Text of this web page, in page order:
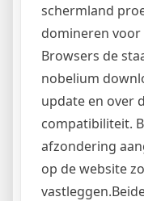
schermland
domineren voor
Browsers de
nobelium
update en over
compatibiliteit.
afzondering
op de website